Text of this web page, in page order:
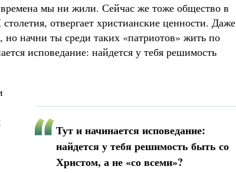
мы ни жили. Сейчас же тоже общество в
отвергает христианские ценности. Даже
но начни ты среди таких «патриотов» жить по
исповедание: найдется у тебя решимость
Тут и начинается исповедание:
найдется у тебя решимость быть со
Христом, а не «со всеми»?